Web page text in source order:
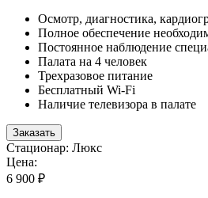
Осмотр, диагностика,
Полное обеспечение
Постоянное наблюдение
Палата на 4 человек
Трехразовое питание
Бесплатный Wi-Fi
Наличие телевизора в палате
Заказать
Стационар: Люкс
Цена:
6 900 ₽